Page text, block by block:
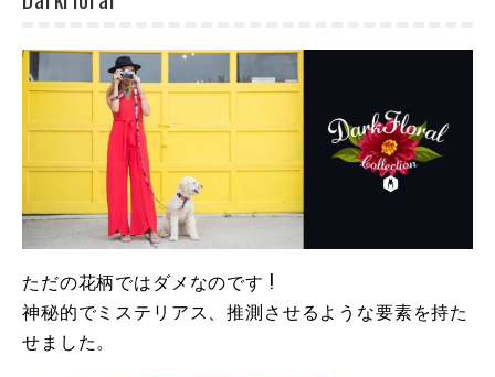
ただの花柄ではダメなのです !
神秘的でミステリアス、推測させるような要素を持た
せました。